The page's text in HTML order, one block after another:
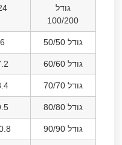
גודל
100/200
24
גודל 50/50 6 ק"ג
גודל 60/60 7.2
גודל 70/70 8.4
גודל 80/80 9.5
גודל 90/90 10.8